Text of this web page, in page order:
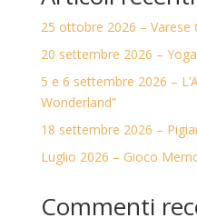
25 ottobre 2026 – Varese
20 settembre 2026 –
5 e 6 settembre 2026 –
Wonderland”
18 settembre 2026 –
Luglio 2026 – Gioco
Commenti